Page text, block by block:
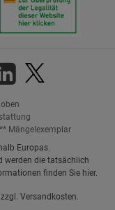
Mängelexemplar
Europas.
werden die tatsächlich
finden Sie hier.
Versandkosten.